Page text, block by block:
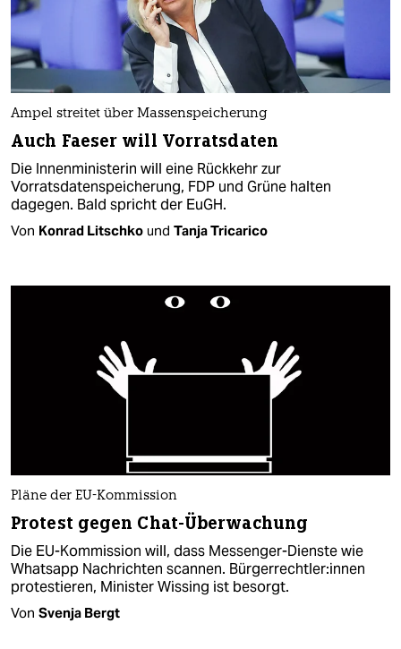
Ampel streitet über Massenspeicherung
Auch Faeser will Vorratsdaten
Die Innenministerin will eine Rückkehr zur
Vorratsdatenspeicherung, FDP und Grüne halten
dagegen. Bald spricht der EuGH.
Von Konrad Litschko und Tanja Tricarico
Pläne der EU-Kommission
Protest gegen Chat-Überwachung
Die EU-Kommission will, dass Messenger-Dienste wie
Whatsapp Nachrichten scannen. Bür­ger­recht­le­r:in­nen
protestieren, Minister Wissing ist besorgt.
Von Svenja Bergt